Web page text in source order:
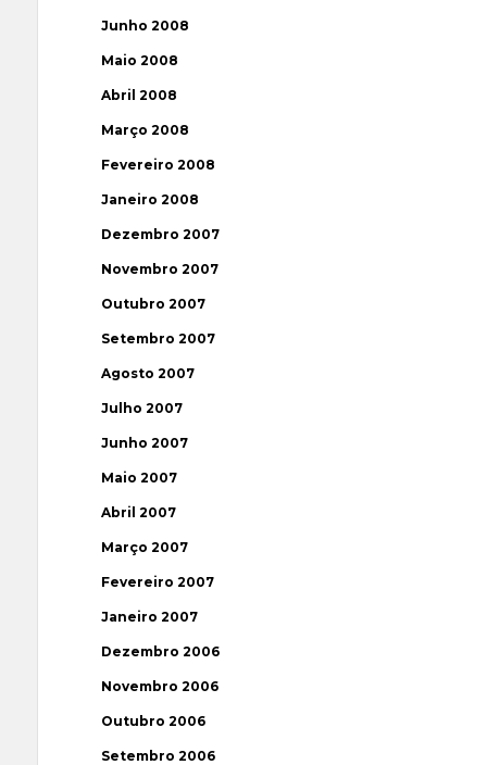
Junho 2008
Maio 2008
Abril 2008
Março 2008
Fevereiro 2008
Janeiro 2008
Dezembro 2007
Novembro 2007
Outubro 2007
Setembro 2007
Agosto 2007
Julho 2007
Junho 2007
Maio 2007
Abril 2007
Março 2007
Fevereiro 2007
Janeiro 2007
Dezembro 2006
Novembro 2006
Outubro 2006
Setembro 2006